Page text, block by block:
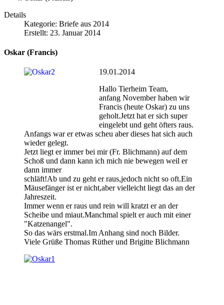
Details
Kategorie: Briefe aus 2014
Erstellt: 23. Januar 2014
Oskar (Francis)
19.01.2014
Hallo Tierheim Team,
anfang November haben wir
Francis (heute Oskar) zu uns
geholt.Jetzt hat er sich super
eingelebt und geht öfters raus.
Anfangs war er etwas scheu aber dieses hat sich auch
wieder gelegt.
Jetzt liegt er immer bei mir (Fr. Blichmann) auf dem
Schoß und dann kann ich mich nie bewegen weil er
dann immer
schläft!Ab und zu geht er raus,jedoch nicht so oft.Ein
Mäusefänger ist er nicht,aber vielleicht liegt das an der
Jahreszeit.
Immer wenn er raus und rein will kratzt er an der
Scheibe und miaut.Manchmal spielt er auch mit einer
"Katzenangel".
So das wärs erstmal.Im Anhang sind noch Bilder.
Viele Grüße Thomas Rüther und Brigitte Blichmann